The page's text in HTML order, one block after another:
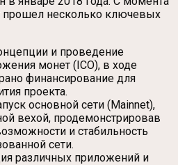
прошел несколько ключевых
и проведение
монет (ICO), в ходе
финансирование для
проекта.
основной сети (Mainnet),
вехой, продемонстрировав
и стабильность
сети.
различных приложений и